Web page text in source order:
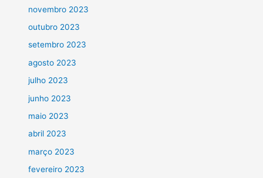
novembro 2023
outubro 2023
setembro 2023
agosto 2023
julho 2023
junho 2023
maio 2023
abril 2023
março 2023
fevereiro 2023